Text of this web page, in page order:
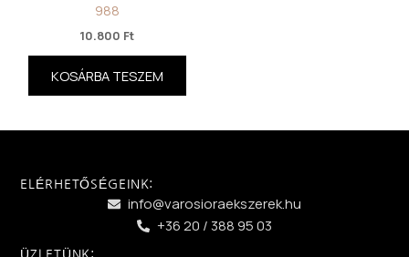
988
10.800 Ft
KOSÁRBA TESZEM
ELÉRHETŐSÉGEINK:
info@varosioraekszerek.hu
+36 20 / 388 95 03
ÜZLETÜNK: